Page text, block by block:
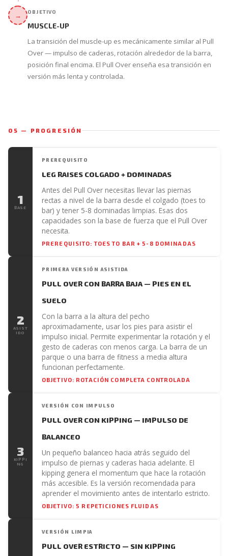
→ OBJETIVO
MUSCLE-UP
La transición del muscle-up es mecánicamente similar al Pull
Over — impulso de caderas, rotación alrededor de la barra,
posición final encima. El Pull Over enseña esa transición en
versión más lenta y controlada.
05 — PROGRESIÓN
1
BASE
PREREQUISITO
LEG RAISES COLGADO + DOMINADAS
Antes del Pull Over necesitas llevar las piernas
rectas a nivel de la barra desde el colgado (toes to
bar) y tener 5-8 dominadas limpias. Esas dos
capacidades son la base de fuerza que el Pull Over
necesita.
PREREQUISITO: TOES TO BAR + 5-8 DOMINADAS
2
ASIST
IDO
PRIMERA VERSIÓN ASISTIDA
PULL OVER CON BARRA BAJA — PIES EN EL
SUELO
Con la barra a la altura del pecho
aproximadamente, usar los pies para asistir el
impulso inicial. Permite experimentar la rotación y el
gesto de caderas con menos carga. La barra de un
parque o una barra de fitness a media altura
funcionan perfectamente.
OBJETIVO: ROTACIÓN COMPLETA CONTROLADA
3
KIPPI
NG
VERSIÓN CON IMPULSO
PULL OVER CON KIPPING — IMPULSO DE
BALANCEO
Un pequeño balanceo hacia atrás seguido del
impulso de piernas y caderas hacia adelante. El
kipping genera el momentum que hace la rotación
más accesible. Es la versión recomendada para
aprender el movimiento antes de intentarlo estricto.
OBJETIVO: 5 REPETICIONES FLUIDAS
VERSIÓN LIMPIA
PULL OVER ESTRICTO — SIN KIPPING